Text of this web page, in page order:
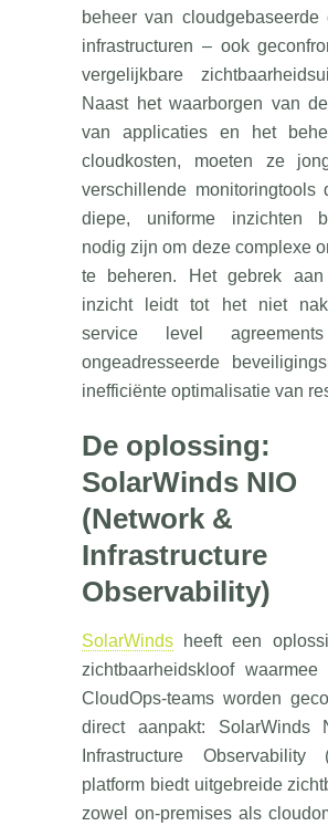
beheer van cloudgebaseerde
infrastructuren – ook
vergelijkbare
Naast het waarborgen van
van applicaties en het
cloudkosten, moeten ze
verschillende monitoringtools
diepe, uniforme inzichten
nodig zijn om deze complexe
te beheren. Het gebrek aan
inzicht leidt tot het niet
service level agreements
ongeadresseerde
inefficiënte optimalisatie van
De oplossing:
SolarWinds NIO
(Network &
Infrastructure
Observability)
SolarWinds heeft een
zichtbaarheidskloof
CloudOps-teams worden
direct aanpakt: SolarWinds
Infrastructure
platform biedt uitgebreide
zowel on-premises als